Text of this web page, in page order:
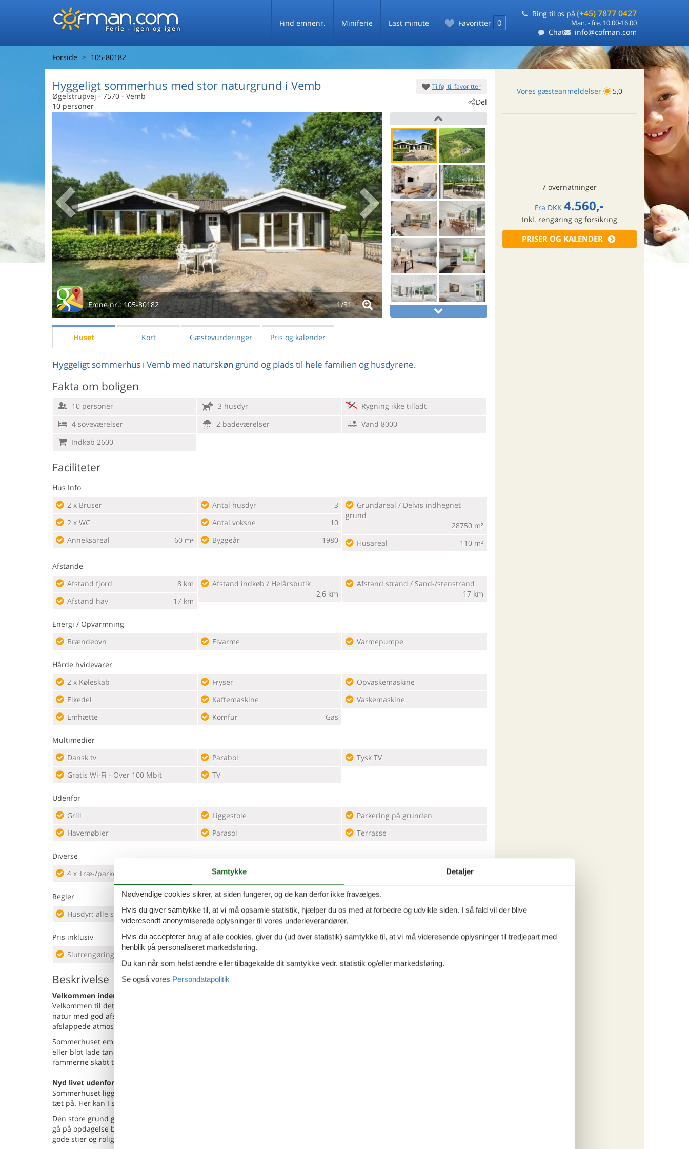
Ferie - igen og igen
Find emnenr. Miniferie Last minute Favoritter 0
Ring til os på (+45) 7877 0427
Man. - fre. 10.00-16.00
Chat info@cofman.com
Forside 105-80182
Tilføj til favoritter
Del
Hyggeligt sommerhus med stor naturgrund i Vemb
Øgelstrupvej - 7570 - Vemb
10 personer
Emne nr.:105-80182 1/31
Vores gæsteanmeldelser 5,0
7 overnatninger
Fra DKK 4.560,-
Inkl. rengøring og forsikring
PRISER OG KALENDER
Huset Kort Gæstevurderinger Pris og kalender
Hyggeligt sommerhus i Vemb med naturskøn grund og plads til hele familien og husdyrene.
Fakta om boligen
10 personer 3 husdyr
Rygning ikke tilladt
4 soveværelser
2 badeværelser
Vand 8000
Indkøb 2600
Faciliteter
Hus Info
2 x Bruser
2 x WC
Anneksareal
60 m²
Antal husdyr
3
Antal voksne
10
Byggeår
1980
grund
28750 m²
Husareal
110 m²
Afstande
Afstand fjord
8 km
Afstand hav
17 km
Afstand indkøb / Helårsbutik
2,6 km
Afstand strand / Sand-/stenstrand
17 km
Energi / Opvarmning
Brændeovn
Elvarme Varmepumpe
Hårde hvidevarer
2 x Køleskab
Elkedel
Emhætte
Fryser
Kaffemaskine
Komfur
Gas
Opvaskemaskine
Vaskemaskine
Multimedier
Dansk tv
Gratis Wi-Fi - Over 100 Mbit
Parabol
TV
Tysk TV
Udenfor
Grill
Havemøbler
Liggestole
Parasol
Parkering på grunden
Terrasse
Diverse
4 x Træ-/parketgulv
Regler
Husdyr: alle slags husdyr tilladt
Opladning af elbil ikke tilladt Rygning ikke tilladt
Pris inklusiv
Slutrengøring inkl.
Beskrivelse
Velkommen indenfor
Velkommen til dette hyggelige sommerhus, hvor fred, ro og ægte sommerhusstemning går hånd i hånd. Her bor I omgivet af
natur med god afstand til naboerne, så I kan nyde ferien helt uforstyrret. Allerede når I træder indenfor, mærker I den
afslappede atmosfære, som gør det nemt at lægge hverdagens travlhed bag sig.
Sommerhuset emmer af charme og hygge med flere dejlige kroge, hvor I kan slå jer ned med en god bog, nyde en kop kaffe
eller blot lade tankerne vandre. Der er god plads til hele familien, og også familiens firbenede venner er velkomne. Her er
rammerne skabt til nærvær, afslapning og hyggelige feriedage i eget tempo.
Nyd livet udenfor
Sommerhuset ligger på en skøn naturgrund, hvor naturen får lov til at fylde, og hvor I kan opleve områdets rige dyreliv helt
tæt på. Her kan I starte dagen med fuglesang og nyde de rolige omgivelser, mens solen langsomt stiger op over landskabet.
Den store grund giver masser af plads til både leg og afslapning. Tag kaffen med udenfor, find et fredeligt hjørne i solen, eller
gå på opdagelse blandt naturgrundens træer og buske. Området er særligt velegnet til hundeejere, da der findes mange
gode stier og rolige veje, hvor både to- og firbenede familiemedlemmer kan nyde lange gåture i den vestjyske natur.
Samtykke Detaljer
Nødvendige cookies sikrer, at siden fungerer, og de kan derfor ikke fravælges.
Hvis du giver samtykke til, at vi må opsamle statistik, hjælper du os med at forbedre og udvikle siden. I så fald vil der blive
videresendt anonymiserede oplysninger til vores underleverandører.
Hvis du accepterer brug af alle cookies, giver du (ud over statistik) samtykke til, at vi må videresende oplysninger til tredjepart med
henblik på personaliseret markedsføring.
Du kan når som helst ændre eller tilbagekalde dit samtykke vedr. statistik og/eller markedsføring.
Se også vores Persondatapolitik